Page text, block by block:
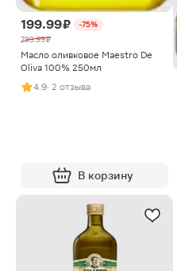
199.99 ₽
-75%
799.99 ₽
Масло оливковое Maestro De
Oliva 100% 250мл
4.9· 2 отзыва
В корзину